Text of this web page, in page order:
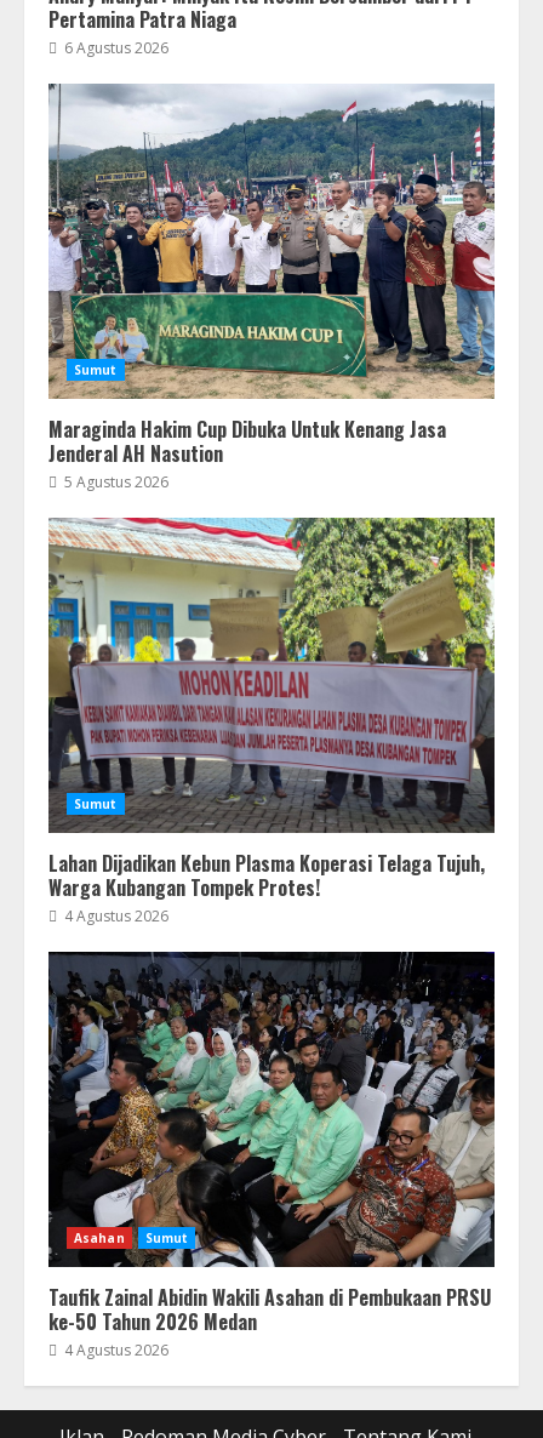
Pertamina Patra Niaga
6 Agustus 2026
Sumut
Maraginda Hakim Cup Dibuka Untuk Kenang Jasa
Jenderal AH Nasution
5 Agustus 2026
Sumut
Lahan Dijadikan Kebun Plasma Koperasi Telaga Tujuh,
Warga Kubangan Tompek Protes!
4 Agustus 2026
Asahan Sumut
Taufik Zainal Abidin Wakili Asahan di Pembukaan PRSU
ke-50 Tahun 2026 Medan
4 Agustus 2026